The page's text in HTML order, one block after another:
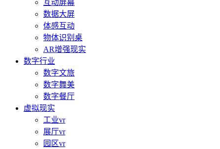
互动屏幕
数据大屏
体感互动
物体识别桌
AR增强现实
数字行业
数字文旅
数字舞美
数字餐厅
虚拟现实
工业vr
展厅vr
园区vr